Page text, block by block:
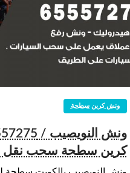
ونش كرين سطحة
كرين سطحة سحب نقل